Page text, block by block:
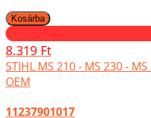
8.319 Ft
STIHL MS 210 - MS 230 -
OEM
11237901017